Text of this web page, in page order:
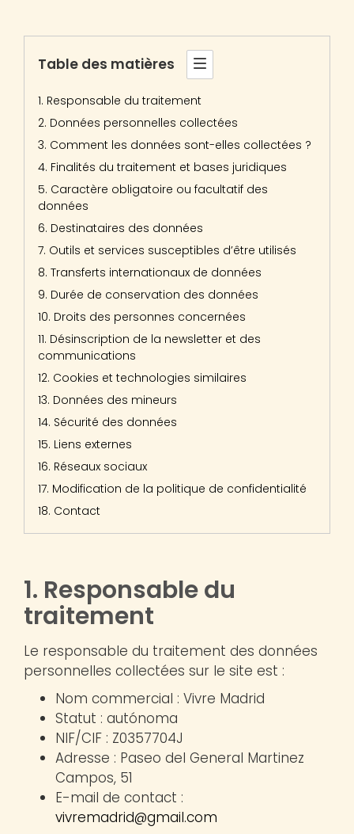
Table des matières
1. Responsable du traitement
2. Données personnelles collectées
3. Comment les données sont-elles collectées ?
4. Finalités du traitement et bases juridiques
5. Caractère obligatoire ou facultatif des
données
6. Destinataires des données
7. Outils et services susceptibles d’être utilisés
8. Transferts internationaux de données
9. Durée de conservation des données
10. Droits des personnes concernées
11. Désinscription de la newsletter et des
communications
12. Cookies et technologies similaires
13. Données des mineurs
14. Sécurité des données
15. Liens externes
16. Réseaux sociaux
17. Modification de la politique de confidentialité
18. Contact
1. Responsable du
traitement
Le responsable du traitement des données
personnelles collectées sur le site est :
Nom commercial : Vivre Madrid
Statut : autónoma
NIF/CIF : Z0357704J
Adresse : Paseo del General Martinez
Campos, 51
E-mail de contact :
vivremadrid@gmail.com